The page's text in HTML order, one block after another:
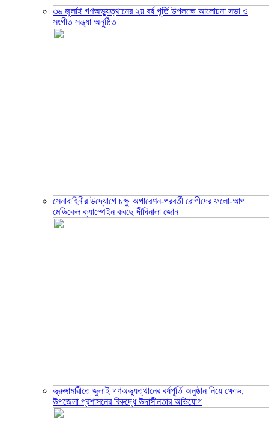
৩৬ জুলাই গণঅভ্যুত্থানের ২য় বর্ষ পূর্তি উপলক্ষে আলোচনা সভা ও
সংগীত সন্ধ্যা অনুষ্ঠিত
সেনাবাহিনীর উদ্যোগে চক্ষু অপারেশন-পরবর্তী রোগীদের ফলো-আপ
মেডিকেল ক্যাম্পেইন করছে দীঘিনালা জোন
ভূরুঙ্গামারীতে জুলাই গণঅভ্যুত্থানের বর্ষপূর্তি অনুষ্ঠান নিয়ে ক্ষোভ,
উপজেলা প্রশাসনের বিরুদ্ধে উদাসীনতার অভিযোগ